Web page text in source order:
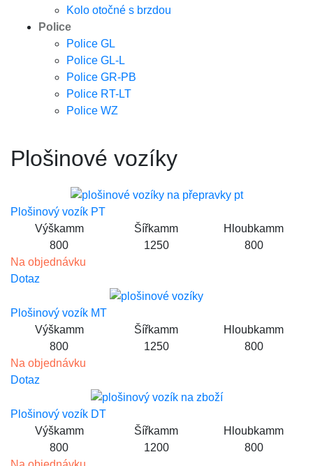
Kolo otočné s brzdou
Police
Police GL
Police GL-L
Police GR-PB
Police RT-LT
Police WZ
Plošinové vozíky
Plošinový vozík PT
Výškamm
800
Šířkamm
1250
Hloubkamm
800
Na objednávku
Dotaz
Plošinový vozík МT
Výškamm
800
Šířkamm
1250
Hloubkamm
800
Na objednávku
Dotaz
Plošinový vozík DT
Výškamm
800
Šířkamm
1200
Hloubkamm
800